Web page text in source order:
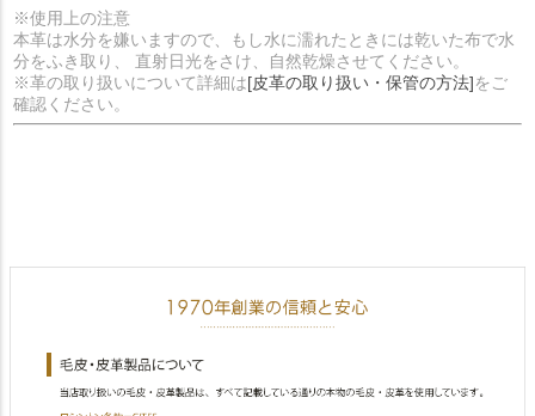
※使用上の注意
本革は水分を嫌いますので、もし水に濡れたときには乾いた布で水
分をふき取り、 直射日光をさけ、自然乾燥させてください。
※革の取り扱いについて詳細は[皮革の取り扱い・保管の方法]をご
確認ください。